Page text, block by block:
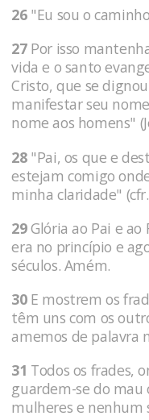
26"Eu sou o
27Por isso
vida e o santo
Cristo, que se
manifestar seu
nome aos homens"
28"Pai, os que e
estejam comigo
minha claridade"
29Glória ao Pai e ao
era no princípio e
séculos. Amém.
30E mostrem os
têm uns com os
amemos de palavra
31 Todos os frades,
guardem-se do mau
mulheres e nenhum